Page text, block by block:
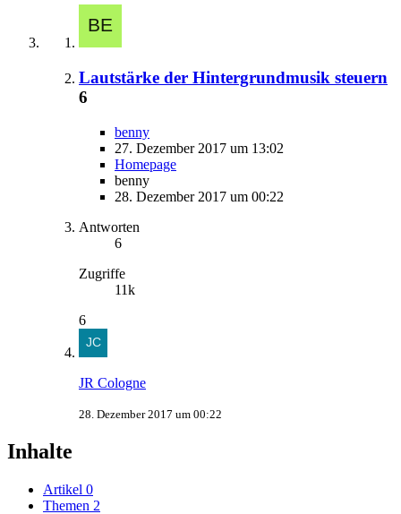
Lautstärke der Hintergrundmusik steuern
6
benny
27. Dezember 2017 um 13:02
Homepage
benny
28. Dezember 2017 um 00:22
Antworten
6
Zugriffe
11k
6
JR Cologne
28. Dezember 2017 um 00:22
Inhalte
Artikel 0
Themen 2